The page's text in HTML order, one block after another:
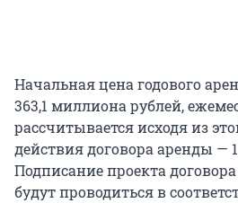
Начальная цена годового
363,1 миллиона рублей,
рассчитывается исходя из
действия договора аренды —
Подписание проекта
будут проводиться в